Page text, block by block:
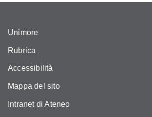
Unimore
Rubrica
Accessibilità
Mappa del sito
Intranet di Ateneo